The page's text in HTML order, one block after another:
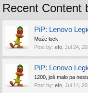
Recent Content
PiP: Lenovo
Može lock
Post by: efo Jul 24,
PiP: Lenovo
1200, još malo pa
Post by: efo Jul 14,